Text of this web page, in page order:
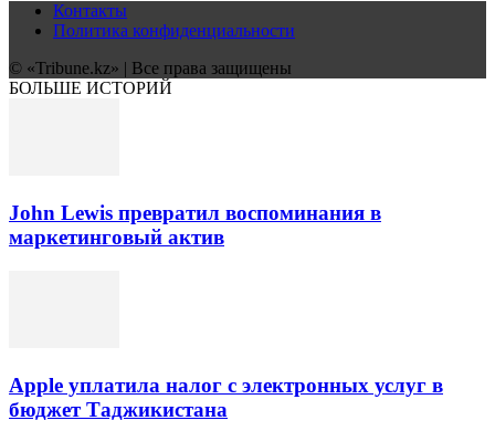
Контакты
Политика конфиденциальности
© «Tribune.kz» | Все права защищены
БОЛЬШЕ ИСТОРИЙ
John Lewis превратил воспоминания в
маркетинговый актив
Apple уплатила налог с электронных услуг в
бюджет Таджикистана